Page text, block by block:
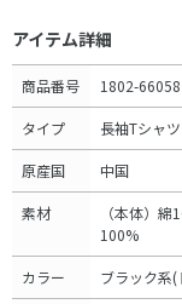
アイテム詳細
商品番号 1802-66058
タイプ 長袖Tシャツ
原産国 中国
素材
（本体）
100%
カラー ブラック系